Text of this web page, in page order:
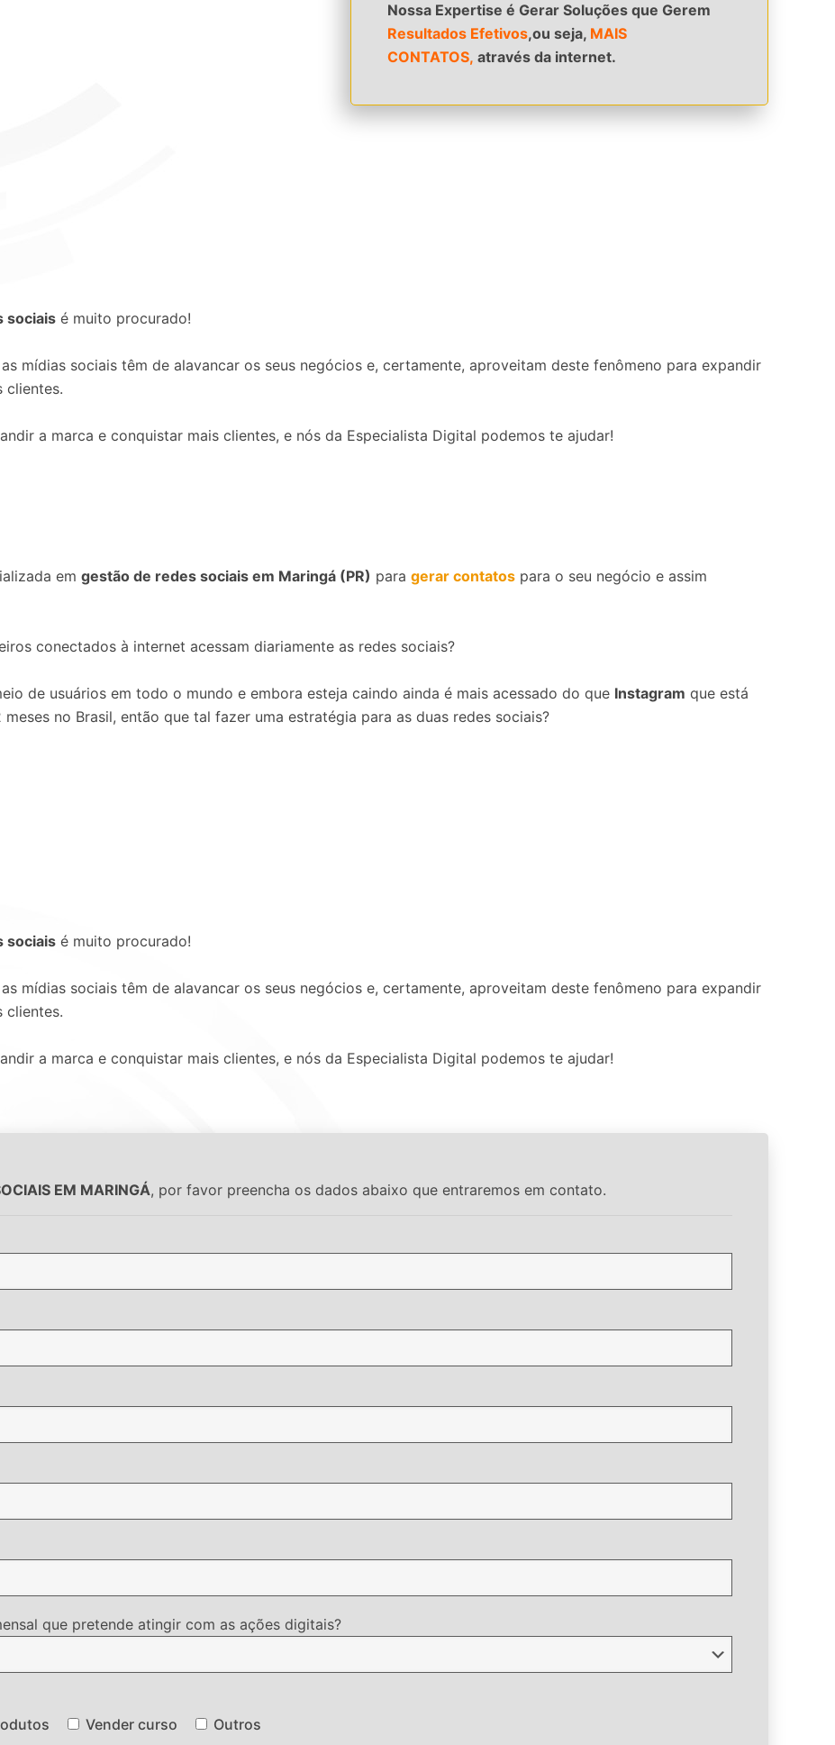
Nossa Expertise é Gerar Soluções que Gerem
Resultados Efetivos,ou seja, MAIS
CONTATOS, através da internet.
sociais é muito procurado!
mídias sociais têm de alavancar os seus negócios e, certamente, aproveitam deste fenômeno para expandir
clientes.
a marca e conquistar mais clientes, e nós da Especialista Digital podemos te ajudar!
em gestão de redes sociais em Maringá (PR) para gerar contatos para o seu negócio e assim
conectados à internet acessam diariamente as redes sociais?
de usuários em todo o mundo e embora esteja caindo ainda é mais acessado do que Instagram que está
no Brasil, então que tal fazer uma estratégia para as duas redes sociais?
sociais é muito procurado!
mídias sociais têm de alavancar os seus negócios e, certamente, aproveitam deste fenômeno para expandir
clientes.
a marca e conquistar mais clientes, e nós da Especialista Digital podemos te ajudar!
EM MARINGÁ, por favor preencha os dados abaixo que entraremos em contato.
que pretende atingir com as ações digitais?
Vender curso Outros